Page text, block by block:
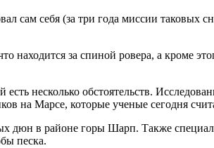
сам себя (за три года миссии таковых
находится за спиной ровера, а кроме
есть несколько обстоятельств.
на Марсе, которые ученые сегодня
дюн в районе горы Шарп. Также
песка.